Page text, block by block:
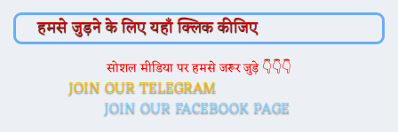
हमसे जुड़ने के लिए यहाँ क्लिक कीजिए
सोशल मीडिया पर हमसे जरूर जुड़े 👇👇👇
JOIN OUR TELEGRAM
JOIN OUR FACEBOOK PAGE